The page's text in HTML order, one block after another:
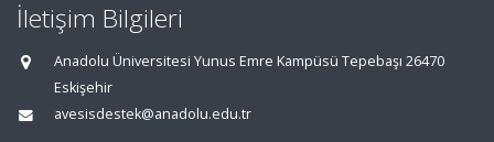
İletişim Bilgileri
Anadolu Üniversitesi Yunus Emre Kampüsü Tepebaşı 26470
Eskişehir
avesisdestek@anadolu.edu.tr